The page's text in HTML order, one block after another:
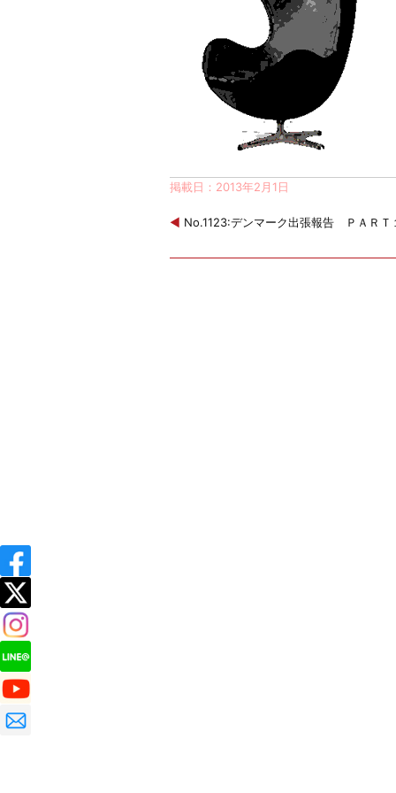
掲載日：2013年2月1日
◀ No.1123:デンマーク出張報告 ＰＡＲＴ